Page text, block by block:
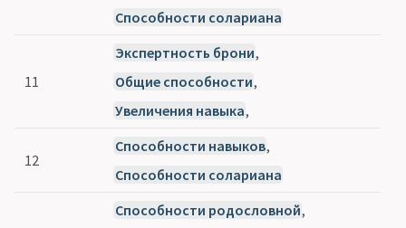
Способности солариана
11
Экспертность брони,
Общие способности,
Увеличения навыка,
12
Способности навыков,
Способности солариана
Способности родословной,